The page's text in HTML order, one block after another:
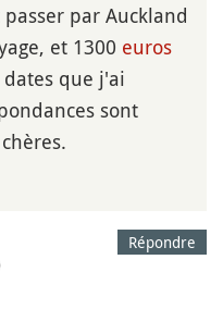
par Auckland
et 1300 euros
que j'ai
sont
Répondre